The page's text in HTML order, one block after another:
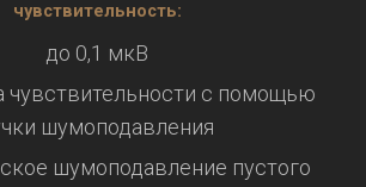
чувствительность:
до 0,1 мкВ
чувствительности с помощью
шумоподавления
шумоподавление пустого